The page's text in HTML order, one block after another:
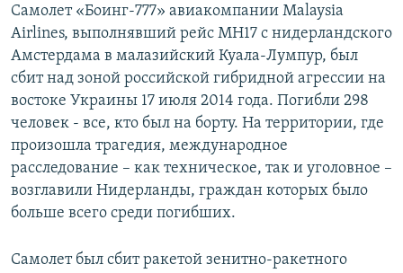
Самолет «Боинг-777» авиакомпании Malaysia
Airlines, выполнявший рейс MH17 с нидерландского
Амстердама в малазийский Куала-Лумпур, был
сбит над зоной российской гибридной агрессии на
востоке Украины 17 июля 2014 года. Погибли 298
человек - все, кто был на борту. На территории, где
произошла трагедия, международное
расследование – как техническое, так и уголовное –
возглавили Нидерланды, граждан которых было
больше всего среди погибших.
Самолет был сбит ракетой зенитно-ракетного